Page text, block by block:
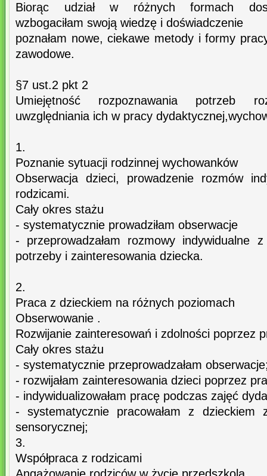
Biorąc udział w różnych formach
wzbogaciłam swoją wiedzę i doświadczenie
poznałam nowe, ciekawe metody i formy
zawodowe.
§7 ust.2 pkt 2
Umiejętność rozpoznawania potrzeb
uwzględniania ich w pracy
1.
Poznanie sytuacji rodzinnej wychowanków
Obserwacja dzieci, prowadzenie rozmów
rodzicami.
Cały okres stażu
- systematycznie prowadziłam obserwacje
- przeprowadzałam rozmowy indywidualne
potrzeby i zainteresowania dziecka.
2.
Praca z dzieckiem na różnych poziomach
Obserwowanie .
Rozwijanie zainteresowań i zdolności poprzez
Cały okres stażu
- systematycznie przeprowadzałam
- rozwijałam zainteresowania dzieci poprzez
- indywidualizowałam pracę podczas zajęć
- systematycznie pracowałam z dzieckiem
sensorycznej;
3.
Współpraca z rodzicami